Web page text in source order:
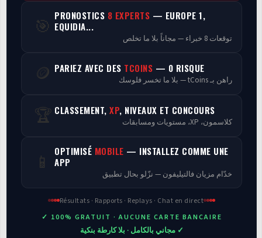
Programmes
🎯 PRONOSTICS 8 EXPERTS — EUROPE 1,
EQUIDIA...
توقعات 8 خبراء — مجاناً بلا ما تخلص
🪙 PARIEZ AVEC DES TCOINS — 0 RISQUE
راهن بـ tCoins — بلا ما تخسر فلوسك
🏆 CLASSEMENT, XP, NIVEAUX ET CONCOURS
كلاسمون، XP، مستويات ومسابقات
📱 OPTIMISÉ MOBILE — INSTALLEZ COMME UNE
APP
خدّام مزيان فالتيليفون — نزّلو بحال تطبيق
Résultats · Rapports · Replays · Chat en direct
✓ 100% GRATUIT · AUCUNE CARTE BANCAIRE
✓ مجاني بالكامل · بلا كارطة بنكية